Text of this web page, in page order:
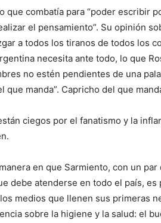
que combatía para “poder escribir
el pensamiento”. Su opinión
a todos los tiranos de todos los
necesita ante todo, lo que
no estén pendientes de una
manda”. Capricho del que
ciegos por el fanatismo y la
en que Sarmiento, con un
debe atenderse en todo el país, es
medios que llenen sus primeras
sobre la higiene y la salud: el